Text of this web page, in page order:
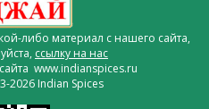
либо материал с нашего сайта,
ссылку на нас
www.indianspices.ru
2026 Indian Spices